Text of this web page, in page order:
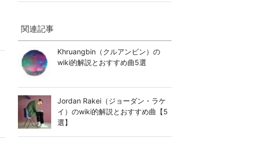
関連記事
Khruangbin（クルアンビン）の
wiki的解説とおすすめ曲5選
Jordan Rakei（ジョーダン・ラケ
イ）のwiki的解説とおすすめ曲【5
選】